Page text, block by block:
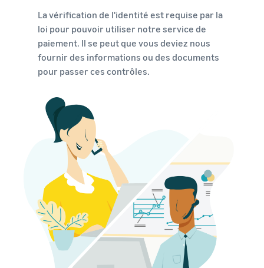
La vérification de l'identité est requise par la
loi pour pouvoir utiliser notre service de
paiement. Il se peut que vous deviez nous
fournir des informations ou des documents
pour passer ces contrôles.